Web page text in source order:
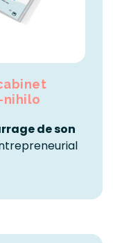
nihilo
de son